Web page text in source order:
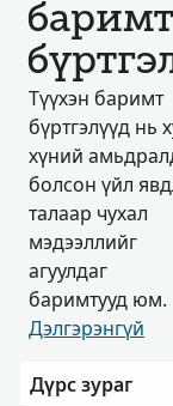
баримт
Түүхэн баримт
бүртгэлүүд нь
хүний
болсон үйл
талаар чухал
мэдээллийг
агуулдаг
баримтууд юм.
Дэлгэрэнгүй
Дүрс зураг